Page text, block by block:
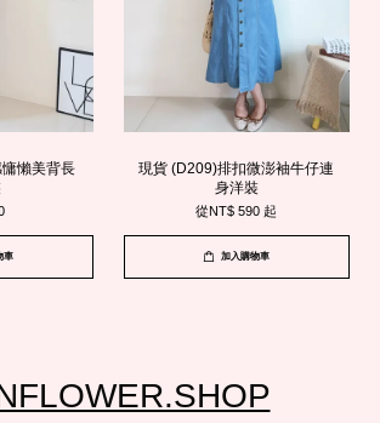
懶美背長
車
現貨 (D209)排扣微澎袖牛仔連
身洋裝
從NT$ 590起
加入購物車